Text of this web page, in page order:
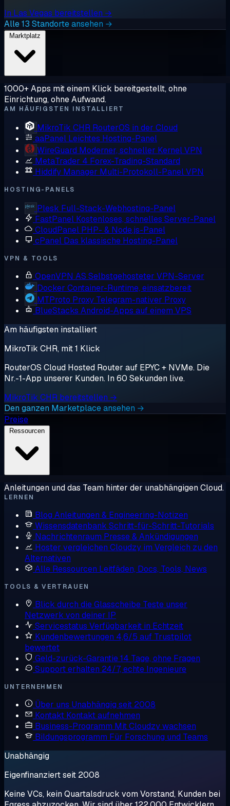
In Las Vegas bereitstellen →
Alle 13 Standorte ansehen →
1000+ Apps mit einem Klick bereitgestellt, ohne
Einrichtung, ohne Aufwand.
AM HÄUFIGSTEN INSTALLIERT
MikroTik CHR RouterOS in der Cloud
aaPanel Leichtes Hosting-Panel
WireGuard Moderner, schneller Kernel VPN
MetaTrader 4 Forex-Trading-Standard
Hiddify Manager Multi-Protokoll-Panel VPN
HOSTING-PANELS
Plesk Full-Stack-Webhosting-Panel
FastPanel Kostenloses, schnelles Server-Panel
CloudPanel PHP- & Node.js-Panel
cPanel Das klassische Hosting-Panel
VPN & TOOLS
OpenVPN AS Selbstgehosteter VPN-Server
Docker Container-Runtime, einsatzbereit
MTProto Proxy Telegram-nativer Proxy
BlueStacks Android-Apps auf einem VPS
Am häufigsten installiert
MikroTik CHR, mit 1 Klick
RouterOS Cloud Hosted Router auf EPYC + NVMe. Die
Nr.-1-App unserer Kunden. In 60 Sekunden live.
MikroTik CHR bereitstellen →
Den ganzen Marketplace ansehen →
Preise
Anleitungen und das Team hinter der unabhängigen Cloud.
LERNEN
Blog Anleitungen & Engineering-Notizen
Wissensdatenbank Schritt-für-Schritt-Tutorials
Nachrichtenraum Presse & Ankündigungen
Hoster vergleichen Cloudzy im Vergleich zu den
Alternativen
Alle Ressourcen Leitfäden, Docs, Tools, News
TOOLS & VERTRAUEN
Blick durch die Glasscheibe Teste unser
Netzwerk von deiner IP
Servicestatus Verfügbarkeit in Echtzeit
Kundenbewertungen 4,6/5 auf Trustpilot
bewertet
Geld-zurück-Garantie14 Tage, ohne Fragen
Support erhalten 24/7, echte Ingenieure
UNTERNEHMEN
Über uns Unabhängig seit 2008
Kontakt Kontakt aufnehmen
Business-Programm Mit Cloudzy wachsen
Bildungsprogramm Für Forschung und Teams
Unabhängig
Eigenfinanziert seit 2008
Keine VCs, kein Quartalsdruck vom Vorstand, Kunden bei